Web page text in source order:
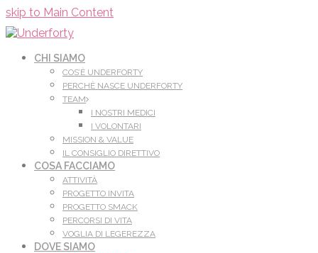
skip to Main Content
CHI SIAMO
COS’È UNDERFORTY
PERCHÈ NASCE UNDERFORTY
TEAM
I NOSTRI MEDICI
I VOLONTARI
MISSION & VALUE
IL CONSIGLIO DIRETTIVO
COSA FACCIAMO
ATTIVITÀ
PROGETTO INVITA
PROGETTO SMACK
PERCORSI DI VITA
VOGLIA DI LEGEREZZA
DOVE SIAMO